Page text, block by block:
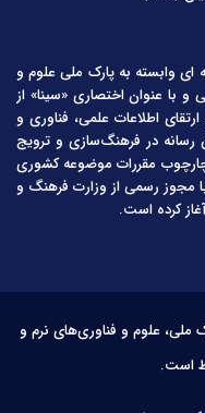
ای وابسته به پارک ملی علوم و
و با عنوان اختصاری «سینا» از
و ارتقای اطلاعات علمی، فناوری و
رسانه در فرهنگ‌سازی و ترویج
مقررات موضوعه کشوری
مجوز رسمی از وزارت فرهنگ و
علوم و فناوری‌های نرم و
است.